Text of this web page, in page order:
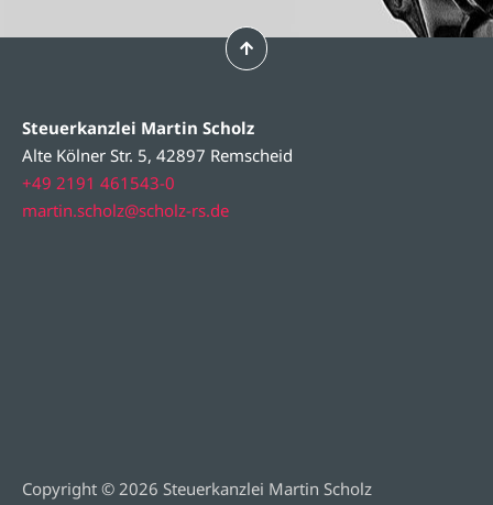
Steuerkanzlei Martin Scholz
Alte Kölner Str. 5, 42897 Remscheid
+49 2191 461543-0
martin.scholz@scholz-rs.de
Copyright © 2026 Steuerkanzlei Martin Scholz